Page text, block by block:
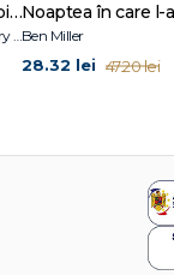
Astrofizica pentru copii grăbiți
Grasse Tyson Neil de, Gregory MoneBen Miller
28.32 lei 47.20 lei